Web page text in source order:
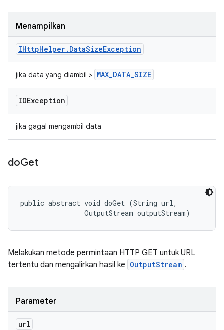
Menampilkan
IHttpHelper. DataSizeException
jika data yang diambil > MAX_DATA_SIZE
IOException
jika gagal mengambil data
doGet
public abstract void doGet (String url,
                OutputStream outputStream)
Melakukan metode permintaan HTTP GET untuk URL
tertentu dan mengalirkan hasil ke OutputStream .
Parameter
url